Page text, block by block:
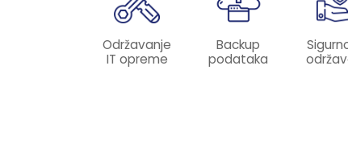
Održavanje
IT opreme
Backup
podataka